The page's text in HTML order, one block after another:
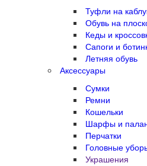
Туфли на
Обувь на
Кеды и
Сапоги и
Летняя обувь
Аксессуары
Сумки
Ремни
Кошельки
Шарфы и
Перчатки
Головные
Украшения